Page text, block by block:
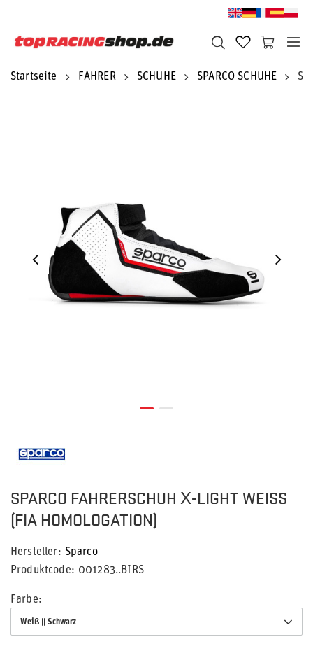
Startseite FAHRER SCHUHE SPARCO SCHUHE
SPARCO FAHRERSCHUH X-LIGHT WEISS (
FIA HOMOLOGATION)
Hersteller
Sparco
Produktcode
001283..BIRS
Farbe
Weiß || Schwarz